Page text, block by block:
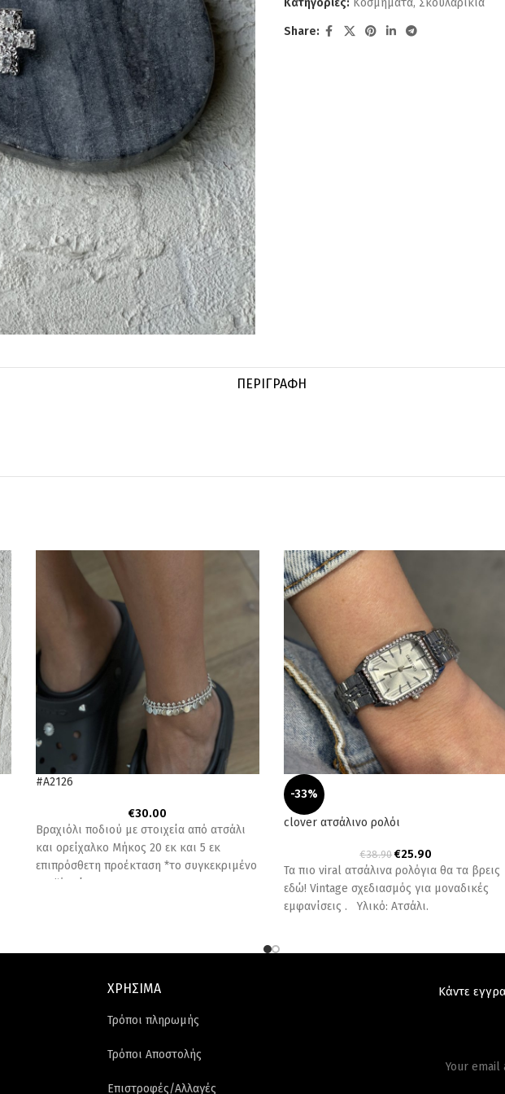
Κατηγορίες: Κοσμήματα, Σκουλαρίκια
Share:
ΠΕΡΙΓΡΑΦΉ
#A2126
€30.00
Βραχιόλι ποδιού με στοιχεία από ατσάλι
και ορείχαλκο Μήκος 20 εκ και 5 εκ
επιπρόσθετη προέκταση *το συγκεκριμένο
προϊόν είναι
-33%
clover ατσάλινο ρολόι
€38.90 €25.90
Τα πιο viral ατσάλινα ρολόγια θα τα βρεις
εδώ! Vintage σχεδιασμός για μοναδικές
εμφανίσεις . Υλικό: Ατσάλι.
ΧΡΗΣΙΜΑ
Τρόποι πληρωμής
Τρόποι Αποστολής
Επιστροφές/Αλλαγές
Κάντε